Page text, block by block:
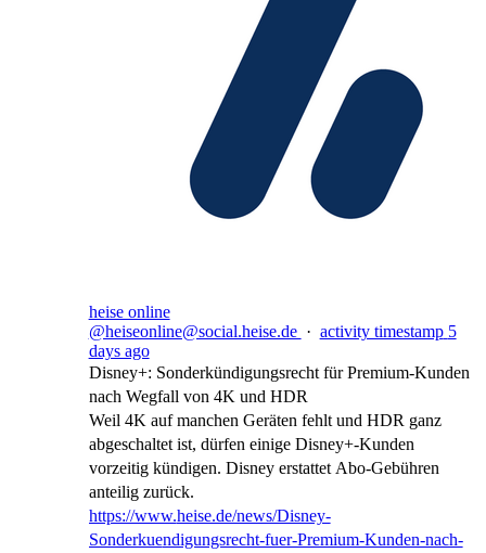
heise online
@heiseonline@social.heise.de · activity timestamp 5
days ago
Disney+: Sonderkündigungsrecht für Premium-Kunden
nach Wegfall von 4K und HDR
Weil 4K auf manchen Geräten fehlt und HDR ganz
abgeschaltet ist, dürfen einige Disney+-Kunden
vorzeitig kündigen. Disney erstattet Abo-Gebühren
anteilig zurück.
https://www.heise.de/news/Disney-
Sonderkuendigungsrecht-fuer-Premium-Kunden-nach-